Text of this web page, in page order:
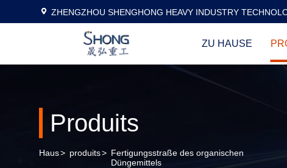
ZHENGZHOU SHENGHONG HEAVY INDUSTRY
ZU HAUSE
Produits
Haus> produits> Fertigungsstraße des organischen
Düngemittels